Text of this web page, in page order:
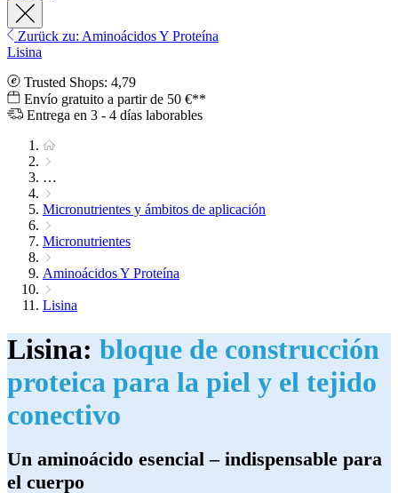
Zurück zu: Aminoácidos Y Proteína
Lisina
Trusted Shops: 4,79
Envío gratuito a partir de 50 €**
Entrega en 3 - 4 días laborables
…
Micronutrientes y ámbitos de aplicación
Micronutrientes
Aminoácidos Y Proteína
Lisina
Lisina: bloque de construcción
proteica para la piel y el tejido
conectivo
Un aminoácido esencial – indispensable para
el cuerpo